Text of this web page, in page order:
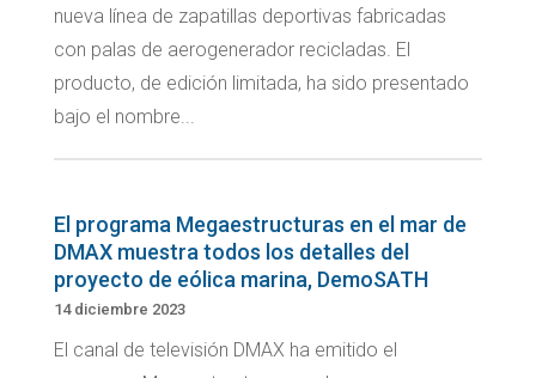
nueva línea de zapatillas deportivas fabricadas
con palas de aerogenerador recicladas. El
producto, de edición limitada, ha sido presentado
bajo el nombre...
El programa Megaestructuras en el mar de
DMAX muestra todos los detalles del
proyecto de eólica marina, DemoSATH
14 diciembre 2023
El canal de televisión DMAX ha emitido el